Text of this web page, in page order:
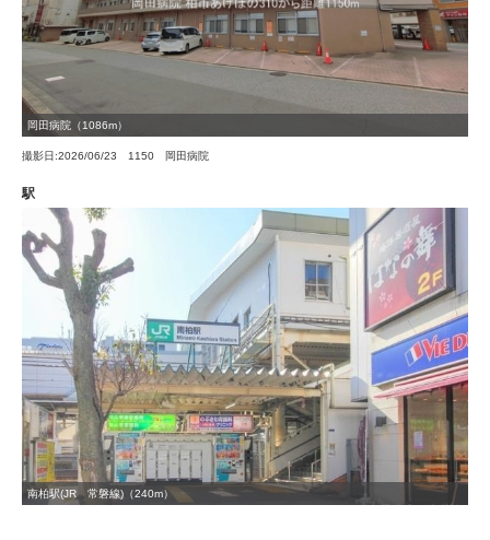
岡田病院（1086m）
撮影日:2026/06/23 1150 岡田病院
駅
南柏駅(JR 常磐線)（240m）